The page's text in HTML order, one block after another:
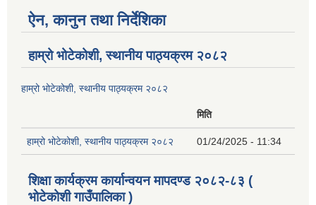
ऐन, कानुन तथा निर्देशिका
हाम्रो भोटेकोशी, स्थानीय पाठ्यक्रम २०८२
हाम्रो भोटेकोशी, स्थानीय पाठ्यक्रम २०८२
मिति
हाम्रो भोटेकोशी, स्थानीय पाठ्यक्रम २०८२ 01/24/2025 - 11:34
शिक्षा कार्यक्रम कार्यान्वयन मापदण्ड २०८२-८३ (
भोटेकोशी गाउँपालिका )